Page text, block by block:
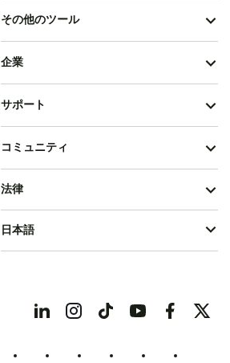
その他のツール
企業
サポート
コミュニティ
法律
日本語